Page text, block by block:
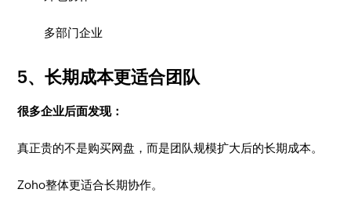
多部门企业
5、长期成本更适合团队
很多企业后面发现：
真正贵的不是购买网盘，而是团队规模扩大后的长期成本。
Zoho整体更适合长期协作。